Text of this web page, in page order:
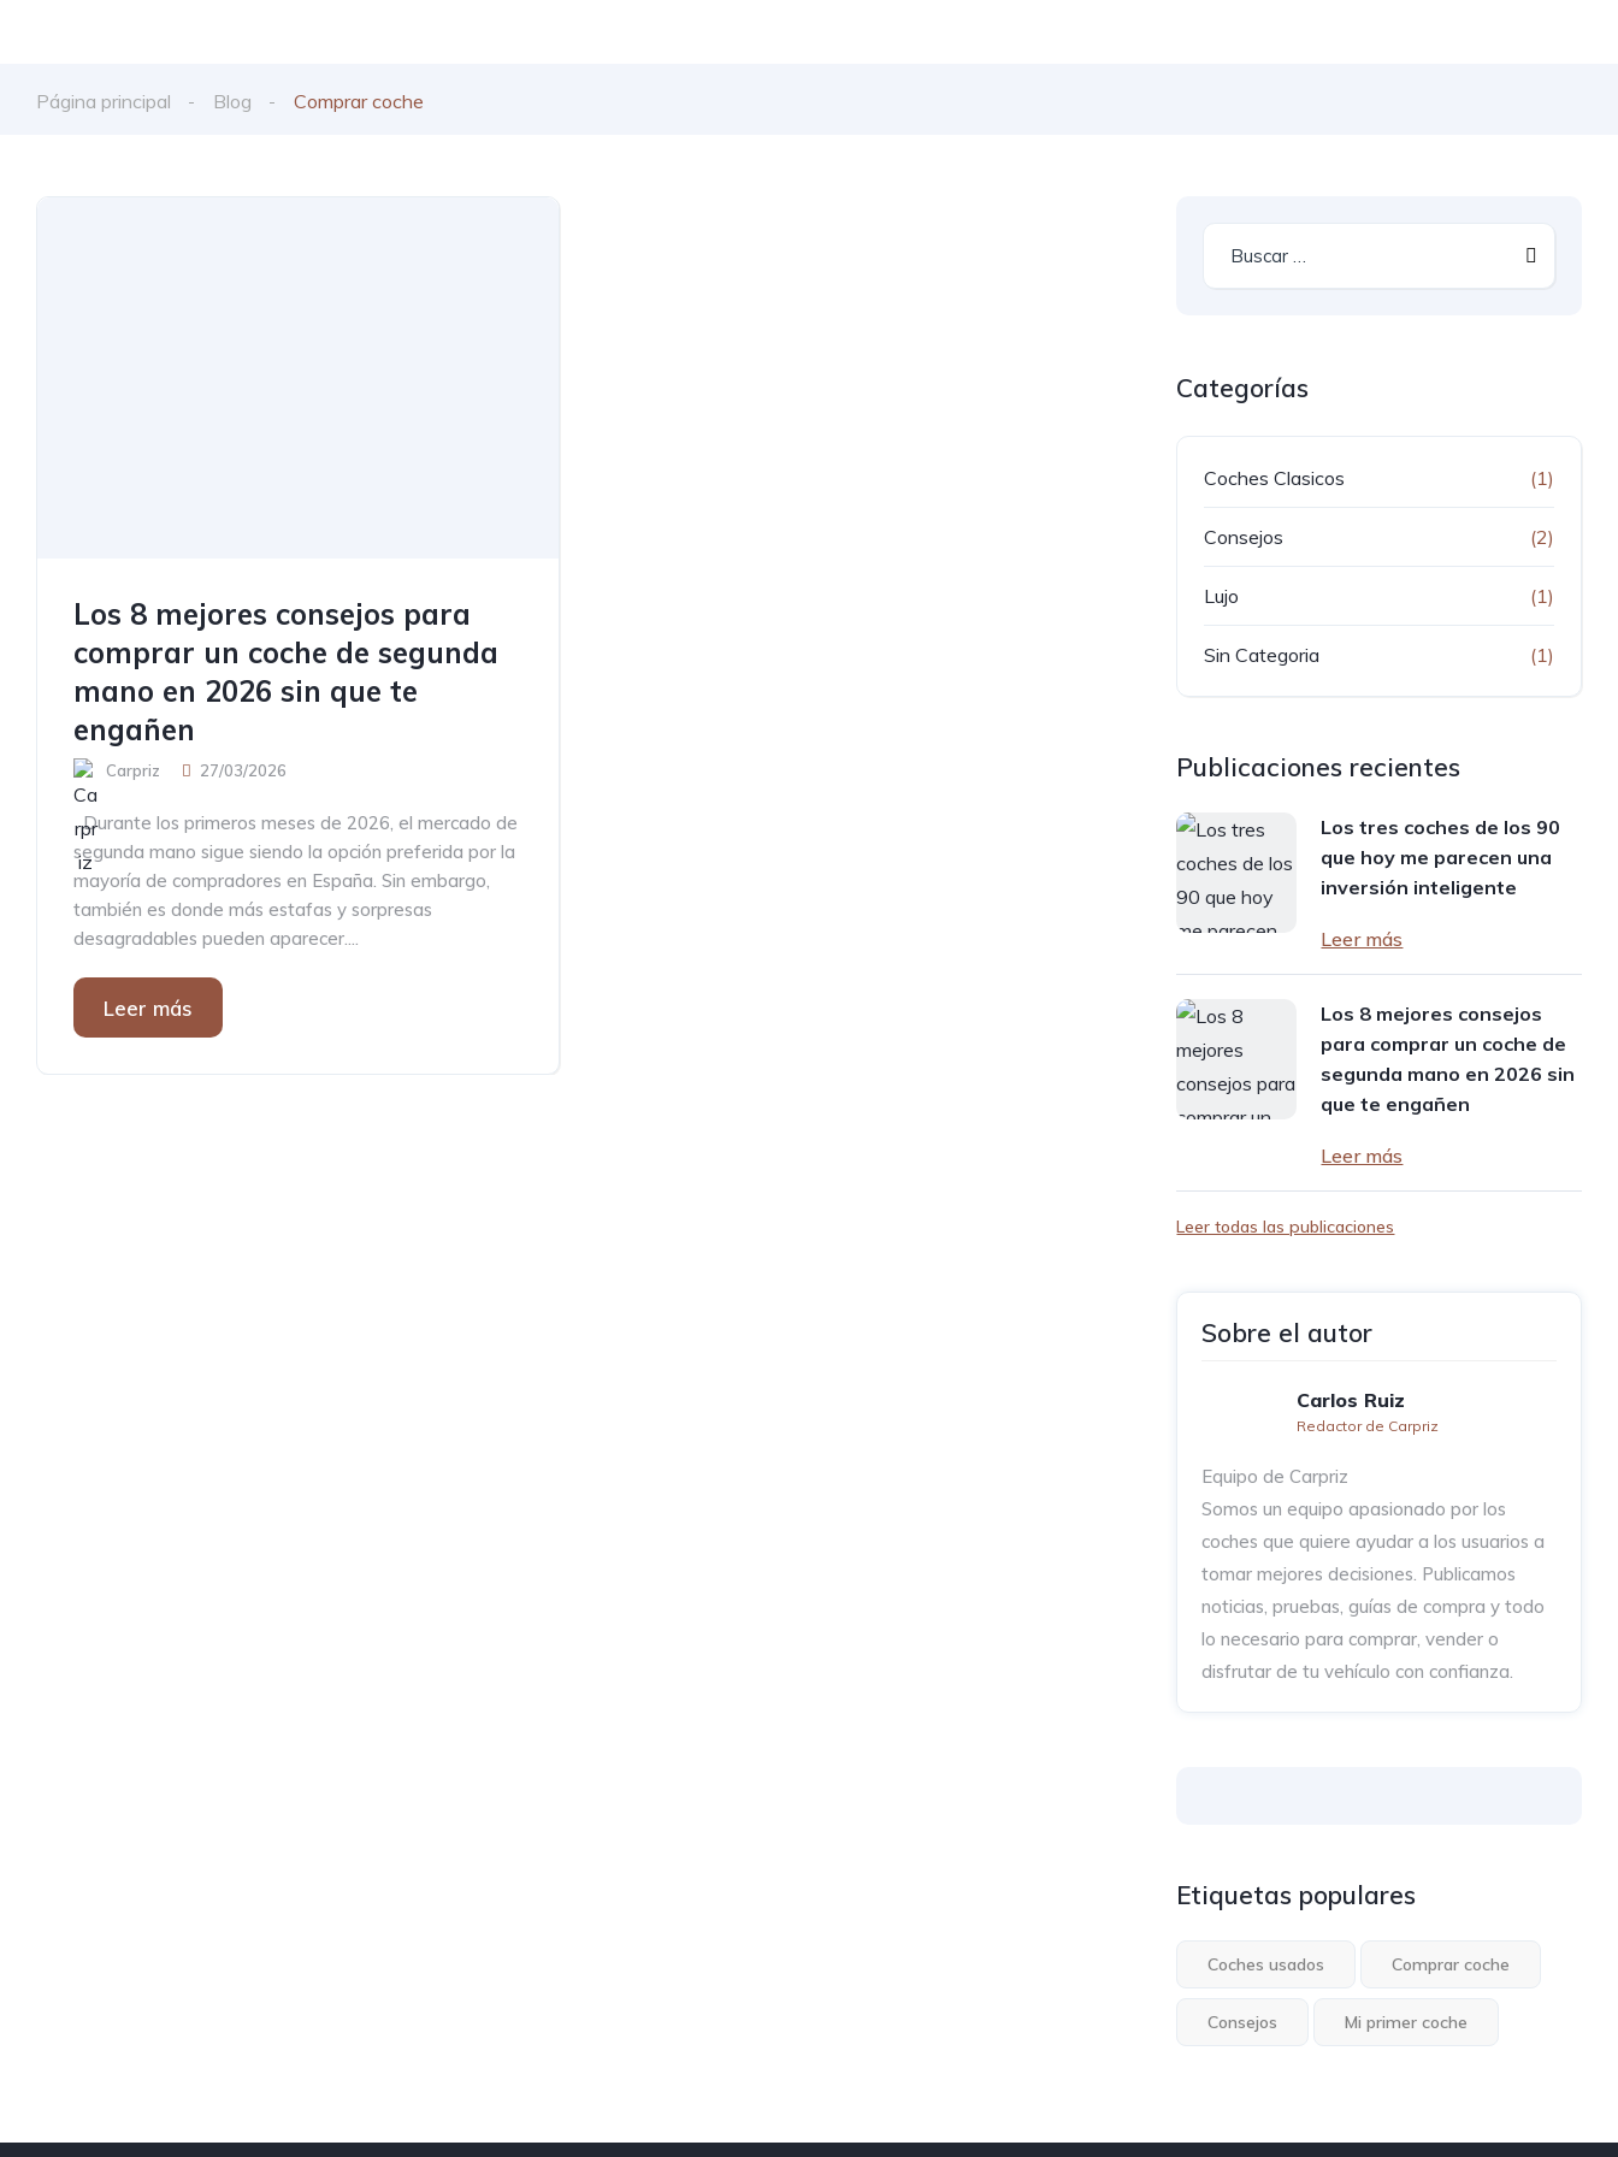
Página principal Blog Comprar coche
Los 8 mejores consejos para
comprar un coche de segunda
mano en 2026 sin que te
engañen
Carpriz 27/03/2026
Durante los primeros meses de 2026, el mercado de
segunda mano sigue siendo la opción preferida por la
mayoría de compradores en España. Sin embargo,
también es donde más estafas y sorpresas
desagradables pueden aparecer....
Leer más
Categorías
Coches Clasicos (1)
Consejos (2)
Lujo (1)
Sin Categoria (1)
Publicaciones recientes
Los tres coches de los 90
que hoy me parecen una
inversión inteligente
Leer más
Los 8 mejores consejos
para comprar un coche de
segunda mano en 2026 sin
que te engañen
Leer más
Leer todas las publicaciones
Sobre el autor
Carlos Ruiz
Redactor de Carpriz
Equipo de Carpriz
Somos un equipo apasionado por los
coches que quiere ayudar a los usuarios a
tomar mejores decisiones. Publicamos
noticias, pruebas, guías de compra y todo
lo necesario para comprar, vender o
disfrutar de tu vehículo con confianza.
Etiquetas populares
Coches usados Comprar coche
Consejos Mi primer coche